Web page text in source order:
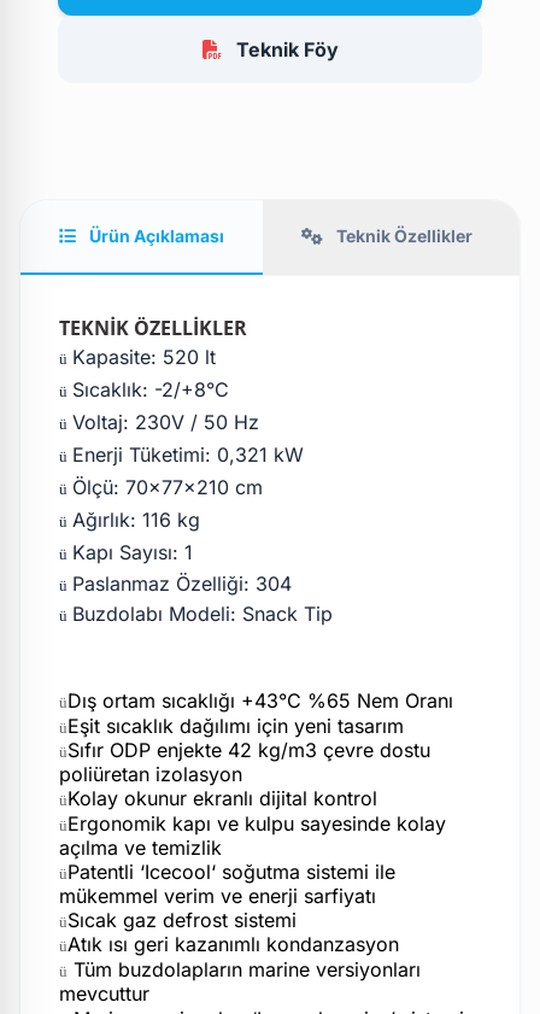
Teknik Föy
Ürün Açıklaması Teknik Özellikler
TEKNİK ÖZELLİKLER
ü Kapasite: 520 lt
ü Sıcaklık: -2/+8°C
ü Voltaj: 230V / 50 Hz
ü Enerji Tüketimi: 0,321 kW
ü Ölçü: 70x77x210 cm
ü Ağırlık: 116 kg
ü Kapı Sayısı: 1
ü Paslanmaz Özelliği: 304
ü Buzdolabı Modeli: Snack Tip
üDış ortam sıcaklığı +43°C %65 Nem Oranı
üEşit sıcaklık dağılımı için yeni tasarım
üSıfır ODP enjekte 42 kg/m3 çevre dostu
poliüretan izolasyon
üKolay okunur ekranlı dijital kontrol
üErgonomik kapı ve kulpu sayesinde kolay
açılma ve temizlik
üPatentli ‘Icecool‘ soğutma sistemi ile
mükemmel verim ve enerji sarfiyatı
üSıcak gaz defrost sistemi
üAtık ısı geri kazanımlı kondanzasyon
ü Tüm buzdolapların marine versiyonları
mevcuttur